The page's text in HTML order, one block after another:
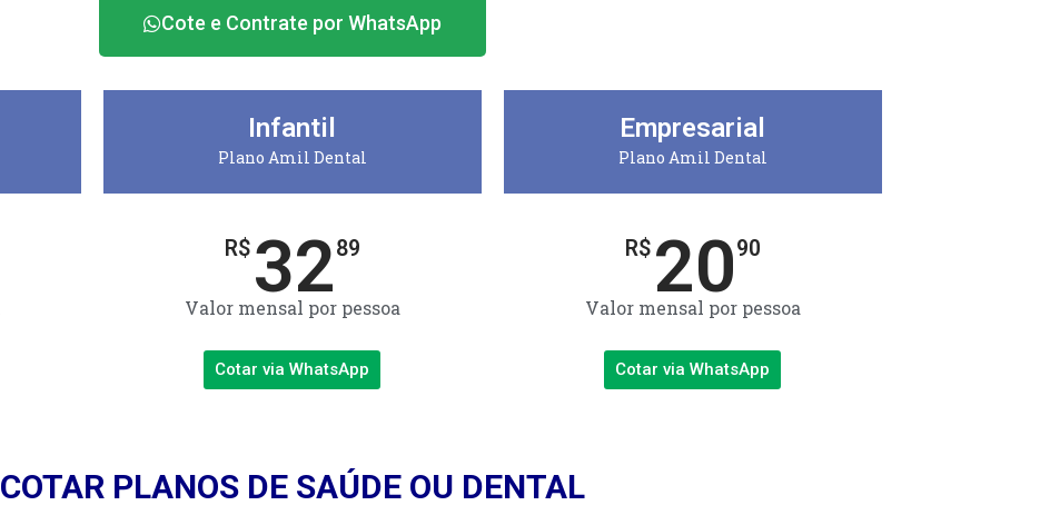
Cote e Contrate por WhatsApp
Infantil
Plano Amil Dental
R$ 3289
Valor mensal por pessoa
Cotar via WhatsApp
Empresarial
Plano Amil Dental
R$ 2090
Valor mensal por pessoa
Cotar via WhatsApp
COTAR PLANOS DE SAÚDE OU DENTAL